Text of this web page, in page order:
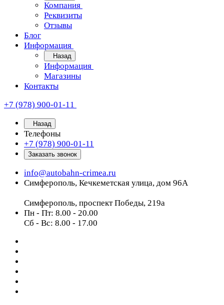
Компания
Реквизиты
Отзывы
Блог
Информация
Назад
Информация
Магазины
Контакты
+7 (978) 900-01-11
Назад
Телефоны
+7 (978) 900-01-11
Заказать звонок
info@autobahn-crimea.ru
Симферополь, Кечкеметская улица, дом 96А
Симферополь, проспект Победы, 219а
Пн - Пт: 8.00 - 20.00
Сб - Вс: 8.00 - 17.00